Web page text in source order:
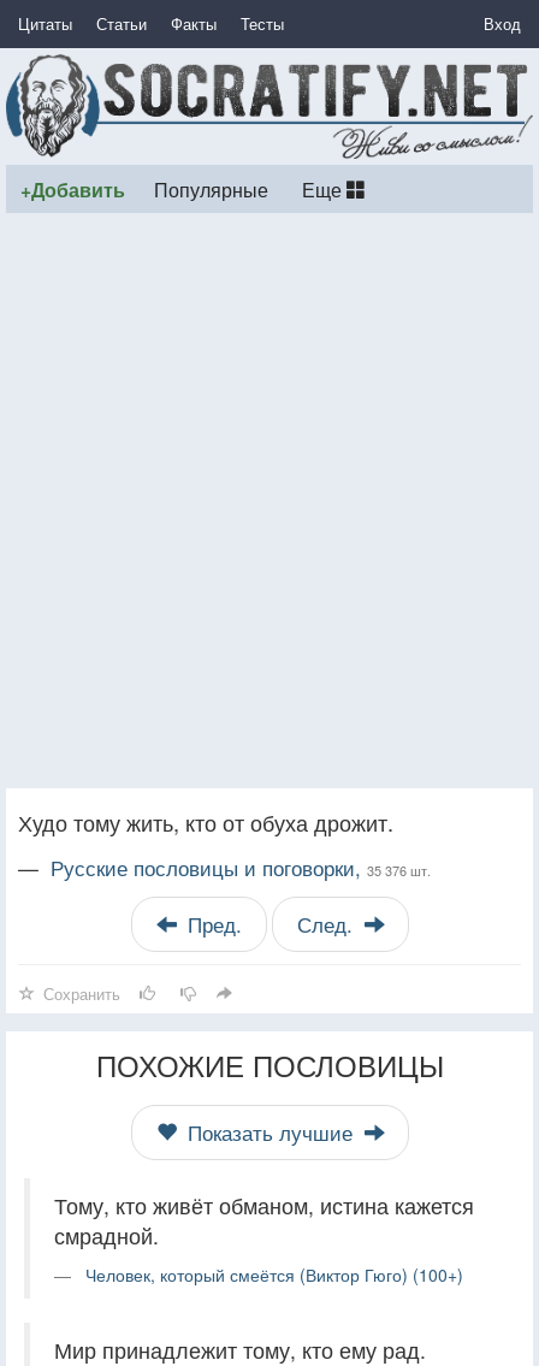
Цитаты Статьи Факты Тесты Вход
+Добавить Популярные Еще
Худо тому жить, кто от обуха дрожит.
— Русские пословицы и поговорки, 35 376 шт.
Пред. След.
Сохранить
ПОХОЖИЕ ПОСЛОВИЦЫ
Показать лучшие
Тому, кто живёт обманом, истина кажется
смрадной.
Человек, который смеётся (Виктор Гюго) (100+)
Мир принадлежит тому, кто ему рад.